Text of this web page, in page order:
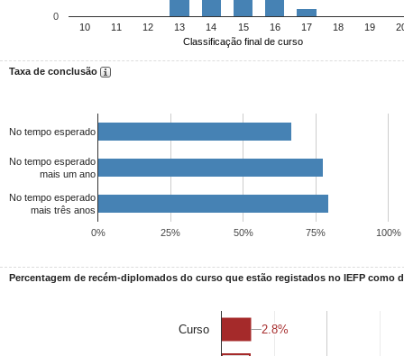
10 11 12 13 14 15 16 17 18 19
0
Classificação final de curso
Taxa de conclusão
0% 25% 50% 75% 100%
No tempo esperado
No tempo esperado
mais um ano
No tempo esperado
mais três anos
Percentagem de recém-diplomados do curso que estão registados no IEFP como
Curso 2.8%
2.8%